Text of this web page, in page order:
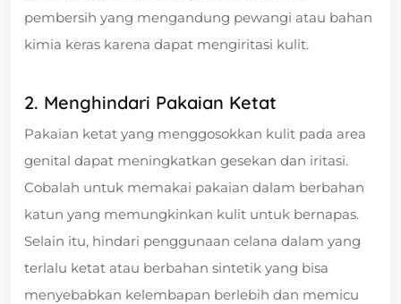
pembersih yang mengandung pewangi atau bahan
kimia keras karena dapat mengiritasi kulit.
2. Menghindari Pakaian Ketat
Pakaian ketat yang menggosokkan kulit pada area
genital dapat meningkatkan gesekan dan iritasi.
Cobalah untuk memakai pakaian dalam berbahan
katun yang memungkinkan kulit untuk bernapas.
Selain itu, hindari penggunaan celana dalam yang
terlalu ketat atau berbahan sintetik yang bisa
menyebabkan kelembapan berlebih dan memicu